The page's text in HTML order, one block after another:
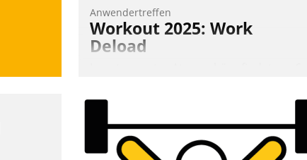
Anwendertreffen
Workout 2025: Work
Deload
Kunden- und Partnerkreis statt. Zentrale
meistern und Workloads wuppen – bei
zunehmend anspruchsvollen Aufgaben